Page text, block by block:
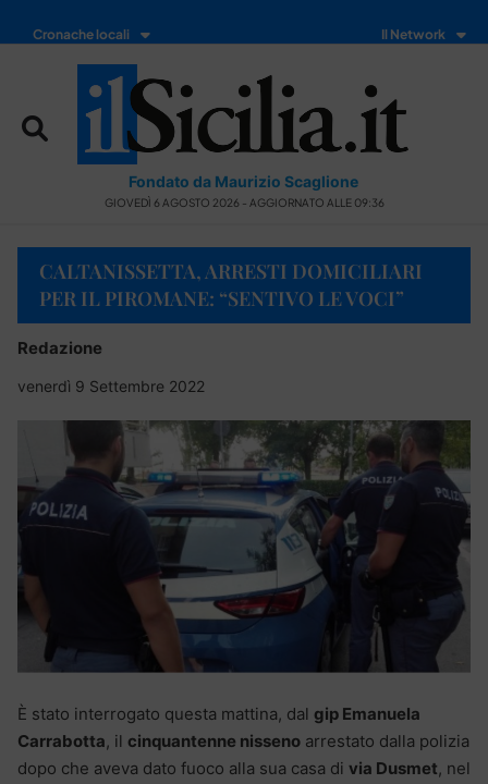
Cronache locali Il Network
Fondato da Maurizio Scaglione
GIOVEDÌ 6 AGOSTO 2026 - AGGIORNATO ALLE 09:36
CALTANISSETTA, ARRESTI DOMICILIARI
PER IL PIROMANE: “SENTIVO LE VOCI”
Redazione
venerdì 9 Settembre 2022
È stato interrogato questa mattina, dal gip Emanuela
Carrabotta, il cinquantenne nisseno arrestato dalla polizia
dopo che aveva dato fuoco alla sua casa di via Dusmet, nel